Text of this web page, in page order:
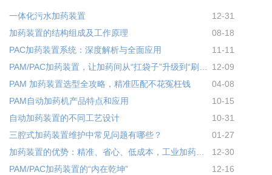
一体化污水加药装置
12-31
加药装置的结构组成及工作原理
08-18
PAC加药装置系统：深度解析与全面应用
11-11
PAM/PAC加药装置，让加药间从“扛袋子”升级到“刷手机”
12-09
PAM 加药装置选型全攻略，精准匹配不花冤枉钱
04-08
PAM自动加药机产品特点和应用
10-15
自动加药装置的不同工艺设计
10-31
三腔式加药装置维护中常见问题有哪些？
01-27
加药装置的优势：精准、省心、低成本，工业加药的 “靠谱管家”
12-30
PAM/PAC加药装置的“内在乾坤”
12-16